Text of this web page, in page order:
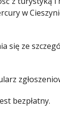
w
się ze
bezpłatny.